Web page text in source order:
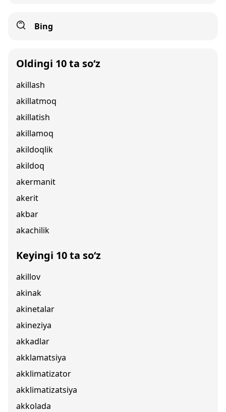
Bing
Oldingi 10 ta so‘z
akillash
akillatmoq
akillatish
akillamoq
akildoqlik
akildoq
akermanit
akerit
akbar
akachilik
Keyingi 10 ta so‘z
akillov
akinak
akinetalar
akineziya
akkadlar
akklamatsiya
akklimatizator
akklimatizatsiya
akkolada